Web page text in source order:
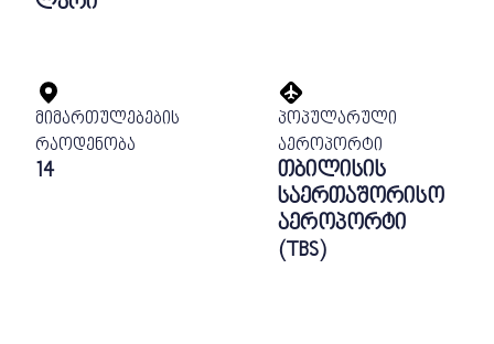
მიმართულებების
რაოდენობა
14
პოპულარული
აეროპორტი
თბილისის
საერთაშორისო
აეროპორტი
(TBS)